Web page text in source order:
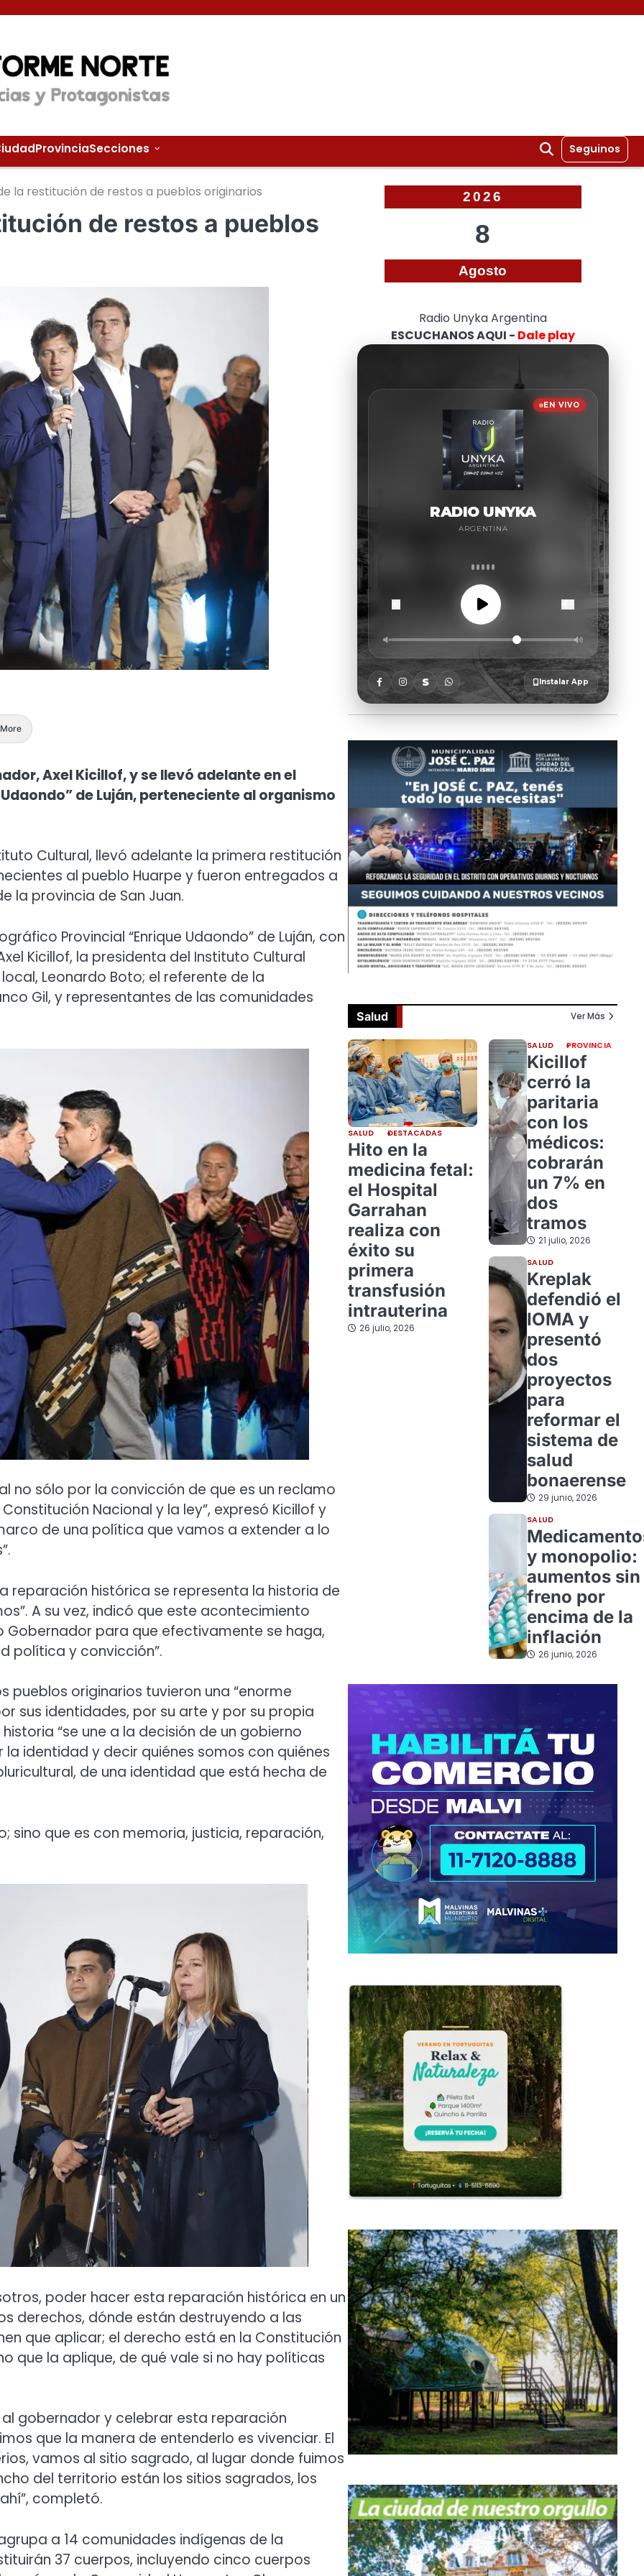
ProvinciaSecciones Seguinos
la restitución de restos a pueblos originarios
de restos a pueblos
More
Axel Kicillof, y se llevó adelante en el
de Luján, perteneciente al organismo
Cultural, llevó adelante la primera restitución
al pueblo Huarpe y fueron entregados a
la provincia de San Juan.
Provincial “Enrique Udaondo” de Luján, con
Kicillof, la presidenta del Instituto Cultural
Leonardo Boto; el referente de la
Gil, y representantes de las comunidades
no sólo por la convicción de que es un reclamo
Nacional y la ley”, expresó Kicillof y
de una política que vamos a extender a lo
reparación histórica se representa la historia de
A su vez, indicó que este acontecimiento
Gobernador para que efectivamente se haga,
política y convicción”.
pueblos originarios tuvieron una “enorme
sus identidades, por su arte y por su propia
“se une a la decisión de un gobierno
identidad y decir quiénes somos con quiénes
de una identidad que está hecha de
sino que es con memoria, justicia, reparación,
poder hacer esta reparación histórica en un
derechos, dónde están destruyendo a las
que aplicar; el derecho está en la Constitución
que la aplique, de qué vale si no hay políticas
gobernador y celebrar esta reparación
que la manera de entenderlo es vivenciar. El
vamos al sitio sagrado, al lugar donde fuimos
del territorio están los sitios sagrados, los
completó.
a 14 comunidades indígenas de la
37 cuerpos, incluyendo cinco cuerpos
2026
8
Agosto
Radio Unyka Argentina
ESCUCHANOS AQUI - Dale play
Salud Ver Más
SALUD DESTACADAS
Hito en la
medicina fetal:
el Hospital
Garrahan
realiza con
éxito su
primera
transfusión
intrauterina
26 julio, 2026
SALUD PROVINCIA
Kicillof
cerró la
paritaria
con los
médicos:
cobrarán
un 7% en
dos
tramos
21 julio, 2026
SALUD
Kreplak
defendió el
IOMA y
presentó
dos
proyectos
para
reformar el
sistema de
salud
bonaerense
29 junio, 2026
SALUD
y monopolio:
aumentos sin
freno por
encima de la
inflación
26 junio, 2026